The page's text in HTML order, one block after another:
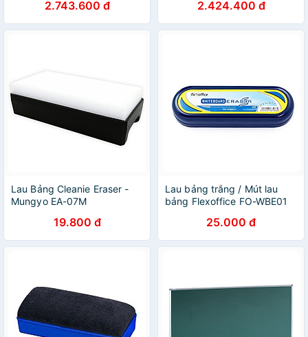
2.743.600 đ 2.424.400 đ
Lau Bảng Cleanie Eraser -
Mungyo EA-07M
19.800 đ
Lau bảng trắng / Mút lau
bảng Flexoffice FO-WBE01
25.000 đ